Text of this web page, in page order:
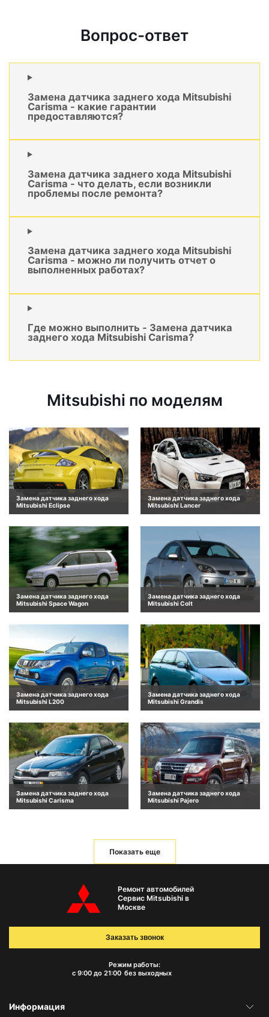
Вопрос-ответ
Замена датчика заднего хода Mitsubishi
Carisma - какие гарантии
предоставляются?
Замена датчика заднего хода Mitsubishi
Carisma - что делать, если возникли
проблемы после ремонта?
Замена датчика заднего хода Mitsubishi
Carisma - можно ли получить отчет о
выполненных работах?
Где можно выполнить - Замена датчика
заднего хода Mitsubishi Carisma?
Mitsubishi по моделям
Замена датчика заднего хода
Mitsubishi Eclipse
Замена датчика заднего хода
Mitsubishi Lancer
Замена датчика заднего хода
Mitsubishi Space Wagon
Замена датчика заднего хода
Mitsubishi Colt
Замена датчика заднего хода
Mitsubishi L200
Замена датчика заднего хода
Mitsubishi Grandis
Замена датчика заднего хода
Mitsubishi Carisma
Замена датчика заднего хода
Mitsubishi Pajero
Показать еще
Ремонт автомобилей
Сервис Mitsubishi в
Москве
Режим работы:
с 9:00 до 21:00 без выходных
Заказать звонок
Информация